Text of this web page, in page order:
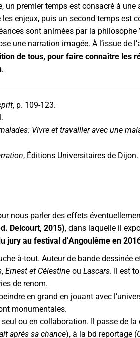
un premier temps est consacré à une
enjeux, puis un second temps est
sont animées par la philosophe
une narration imagée. À l’issue de
de tous, pour faire connaître les
.
, p. 109-123.
Vivre et travailler avec une
, Éditions Universitaires de Dijon.
nous parler des effets
Delcourt, 2015), dans laquelle il
jury au festival d’Angoulême en
à-tout. Auteur de bande dessinée
, Ernest et Célestine ou Lascars. Il est
de renom.
en grand en jouant avec
monumentales.
ou en collaboration. Il passe de
après sa chance), à la bd reportage (